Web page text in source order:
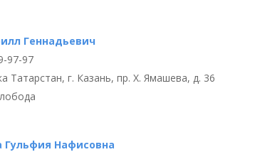
Геннадьевич
97-97
Татарстан, г. Казань, пр. Х. Ямашева, д. 36
Гульфия Нафисовна